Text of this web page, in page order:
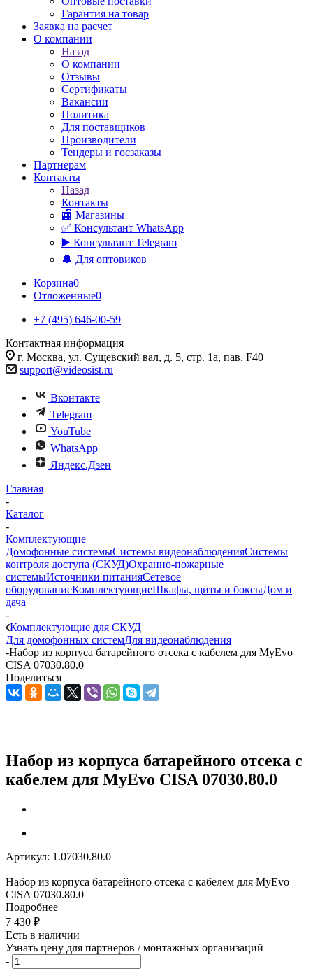
Гарантия на товар
Заявка на расчет
О компании
Назад
О компании
Отзывы
Сертификаты
Вакансии
Политика
Для поставщиков
Производители
Тендеры и госзаказы
Партнерам
Контакты
Назад
Контакты
🏬 Магазины
✅️ Консультант WhatsApp
▶️ Консультант Telegram
🔔 Для оптовиков
Корзина0
Отложенные0
+7 (495) 646-00-59
Контактная информация
г. Москва, ул. Сущевский вал, д. 5, стр. 1а, пав. F40
support@videosist.ru
Вконтакте
Telegram
YouTube
WhatsApp
Яндекс.Дзен
Главная
-
Каталог
-
Комплектующие
Домофонные системыСистемы видеонаблюденияСистемы
контроля доступа (СКУД)Охранно-пожарные
системыИсточники питанияСетевое
оборудованиеКомплектующиеШкафы, щиты и боксыДом и
дача
-
Комплектующие для СКУД
Для домофонных системДля видеонаблюдения
-Набор из корпуса батарейного отсека с кабелем для MyEvo
CISA 07030.80.0
Поделиться
Набор из корпуса батарейного отсека с
кабелем для MyEvo CISA 07030.80.0
Артикул: 1.07030.80.0
Набор из корпуса батарейного отсека с кабелем для MyEvo
CISA 07030.80.0
Подробнее
7 430 ₽
Есть в наличии
Узнать цену для партнеров / монтажных организаций
-
+